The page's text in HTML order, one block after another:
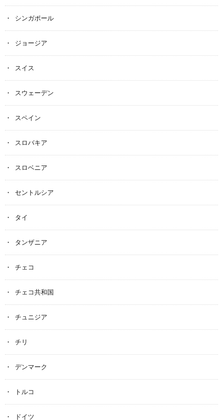
シンガポール
ジョージア
スイス
スウェーデン
スペイン
スロバキア
スロベニア
セントルシア
タイ
タンザニア
チェコ
チェコ共和国
チュニジア
チリ
デンマーク
トルコ
ドイツ